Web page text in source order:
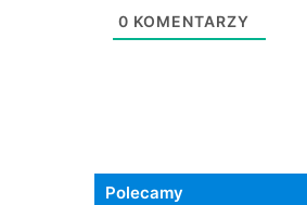
0 KOMENTARZY
Polecamy